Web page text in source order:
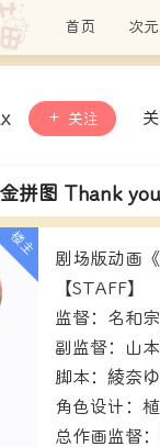
首页 次
关注
拼图 Thank
剧场版动画
【STAFF】
监督：名和宗
副监督：山
脚本：綾奈
角色设计：
总作画监督